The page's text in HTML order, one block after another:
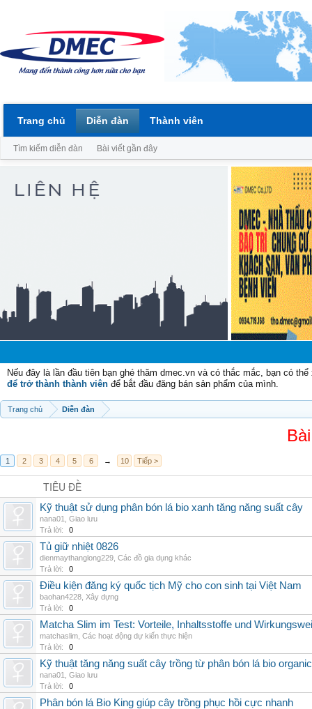
Nếu đây là lần đầu tiên bạn ghé thăm dmec.vn và có thắc mắc, bạn có
để trở thành thành viên để bắt đầu đăng bán sản phẩm của mình.
Trang chủ Diễn đàn
1 2 3 4 5 6 → 10 Tiếp >
TIÊU ĐỀ
Kỹ thuật sử dụng phân bón lá bio xanh tăng năng suất cây
nana01
Giao lưu
Trả lời:
0
Tủ giữ nhiệt 0826
dienmaythanglong229 Các đồ gia dụng khác
Trả lời:
0
Điều kiện đăng ký quốc tịch Mỹ cho con sinh tại Việt Nam
baohan4228 Xây dựng
Trả lời:
0
Matcha Slim im Test: Vorteile, Inhaltsstoffe und
matchaslim Các hoạt động dự kiến thực hiện
Trả lời:
0
Kỹ thuật tăng năng suất cây trồng từ phân bón lá bio organic
nana01
Giao lưu
Trả lời:
0
Phân bón lá Bio King giúp cây trồng phục hồi cực nhanh
Trang chủ Diễn đàn
Tìm kiếm diễn đàn Bài viết gần đây
Thành viên